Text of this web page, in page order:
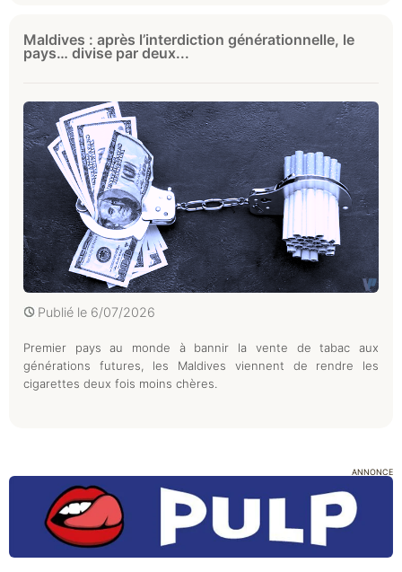
Maldives : après l’interdiction générationnelle, le
pays… divise par deux...
Publié le 6/07/2026
Premier pays au monde à bannir la vente de tabac aux
générations futures, les Maldives viennent de rendre les
cigarettes deux fois moins chères.
ANNONCE